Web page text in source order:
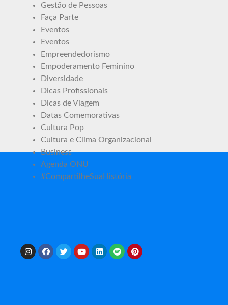
Gestão de Pessoas
Faça Parte
Eventos
Eventos
Empreendedorismo
Empoderamento Feminino
Diversidade
Dicas Profissionais
Dicas de Viagem
Datas Comemorativas
Cultura Pop
Cultura e Clima Organizacional
Business
Agenda ONU
#CompartilheSuaHistória